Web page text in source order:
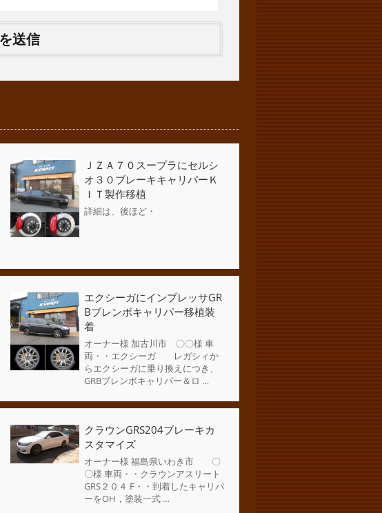
ＪＺＡ７０スープラにセルシ
オ３０ブレーキキャリパーＫ
ＩＴ製作移植
詳細は、後ほど・
エクシーガにインプレッサGR
Bブレンボキャリパー移植装
着
オーナー様 加古川市 〇〇様 車
両・・エクシーガ レガシィか
らエクシーガに乗り換えにつき、
GRBブレンボキャリパー＆ロ …
クラウンGRS204ブレーキカ
スタマイズ
オーナー様 福島県いわき市 〇
〇様 車両・・クラウンアスリート
GRS２０４ F・・到着したキャリパ
ーをOH，塗装一式 …